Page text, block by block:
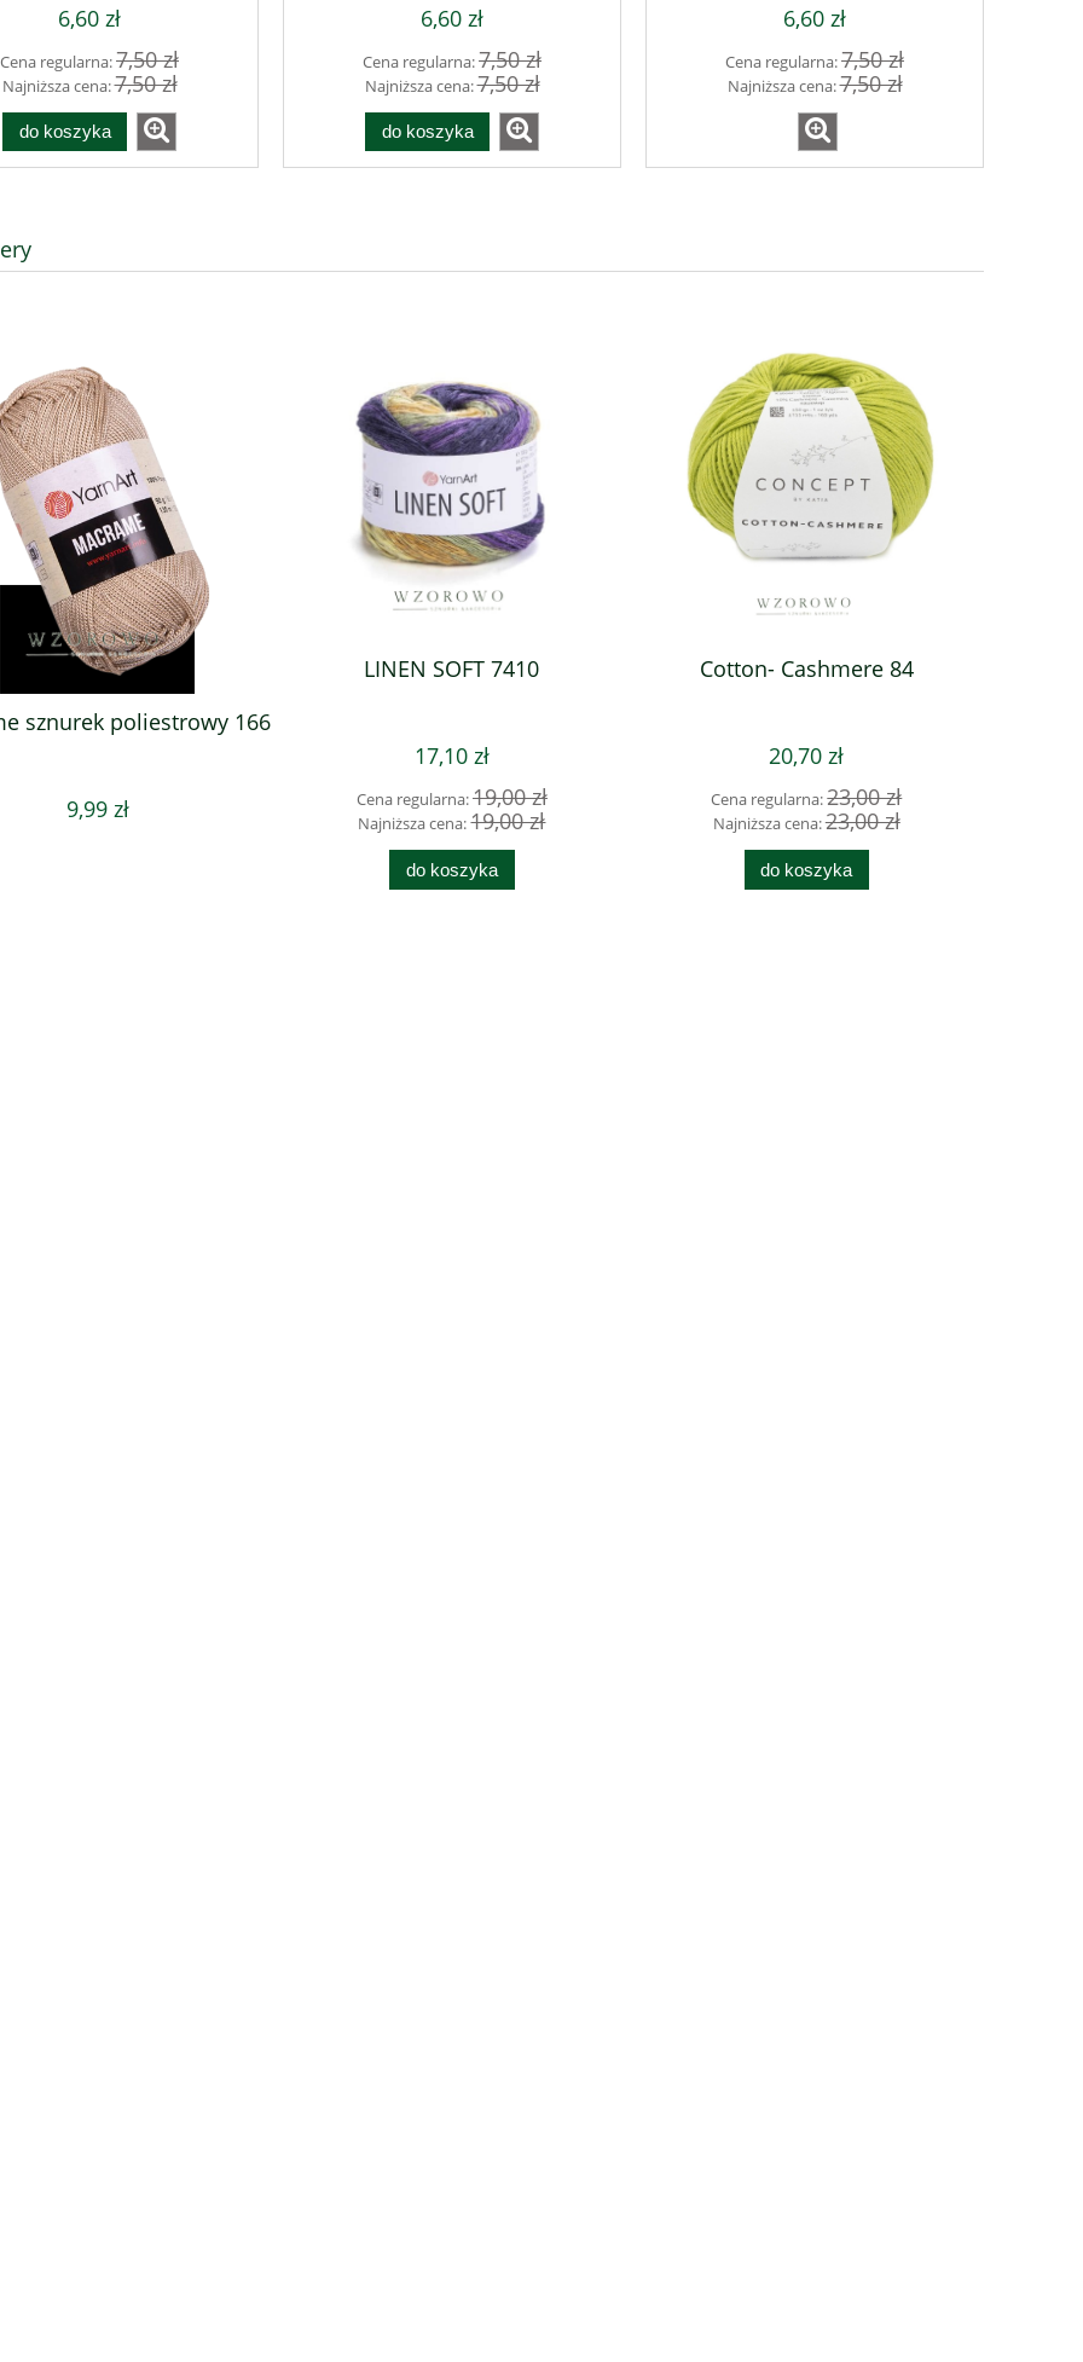
6,60 zł
Cena regularna:7,50 zł
Najniższa cena:7,50 zł
do koszyka
6,60 zł
Cena regularna:7,50 zł
Najniższa cena:7,50 zł
do koszyka
6,60 zł
Cena regularna:7,50 zł
Najniższa cena:7,50 zł
sznurek poliestrowy 166
9,99 zł
LINEN SOFT 7410
17,10 zł
Cena regularna:19,00 zł
Najniższa cena:19,00 zł
do koszyka
Cotton- Cashmere 84
20,70 zł
Cena regularna:23,00 zł
Najniższa cena:23,00 zł
do koszyka